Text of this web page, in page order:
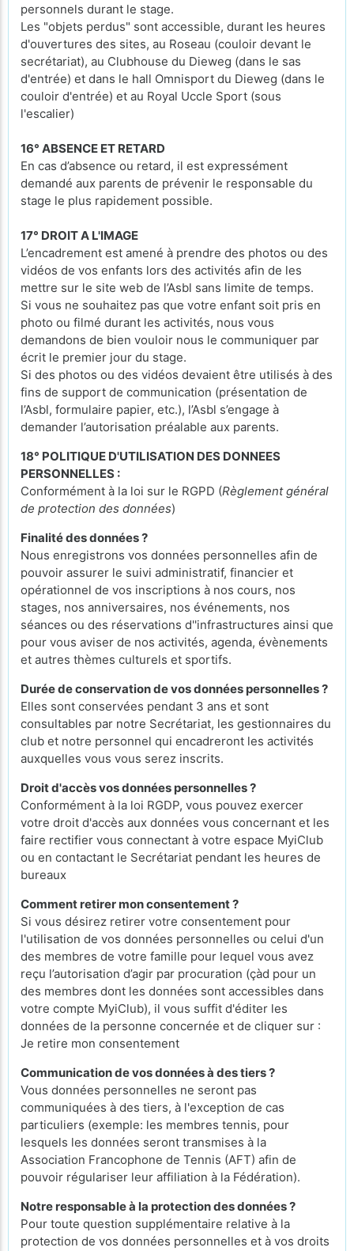
personnels durant le stage.
Les "objets perdus" sont accessible, durant les heures
d'ouvertures des sites, au Roseau (couloir devant le
secrétariat), au Clubhouse du Dieweg (dans le sas
d'entrée) et dans le hall Omnisport du Dieweg (dans le
couloir d'entrée) et au Royal Uccle Sport (sous
l'escalier)
16° ABSENCE ET RETARD
En cas d’absence ou retard, il est expressément
demandé aux parents de prévenir le responsable du
stage le plus rapidement possible.
17° DROIT A L'IMAGE
L’encadrement est amené à prendre des photos ou des
vidéos de vos enfants lors des activités afin de les
mettre sur le site web de l’Asbl sans limite de temps.
Si vous ne souhaitez pas que votre enfant soit pris en
photo ou filmé durant les activités, nous vous
demandons de bien vouloir nous le communiquer par
écrit le premier jour du stage.
Si des photos ou des vidéos devaient être utilisés à des
fins de support de communication (présentation de
l’Asbl, formulaire papier, etc.), l’Asbl s’engage à
demander l’autorisation préalable aux parents.
18° POLITIQUE D'UTILISATION DES DONNEES
PERSONNELLES :
Conformément à la loi sur le RGPD (Règlement général
de protection des données)
Finalité des données ?
Nous enregistrons vos données personnelles afin de
pouvoir assurer le suivi administratif, financier et
opérationnel de vos inscriptions à nos cours, nos
stages, nos anniversaires, nos événements, nos
séances ou des réservations d''infrastructures ainsi que
pour vous aviser de nos activités, agenda, évènements
et autres thèmes culturels et sportifs.
Durée de conservation de vos données personnelles ?
Elles sont conservées pendant 3 ans et sont
consultables par notre Secrétariat, les gestionnaires du
club et notre personnel qui encadreront les activités
auxquelles vous vous serez inscrits.
Droit d'accès vos données personnelles ?
Conformément à la loi RGDP, vous pouvez exercer
votre droit d'accès aux données vous concernant et les
faire rectifier vous connectant à votre espace MyiClub
ou en contactant le Secrétariat pendant les heures de
bureaux
Comment retirer mon consentement ?
Si vous désirez retirer votre consentement pour
l'utilisation de vos données personnelles ou celui d'un
des membres de votre famille pour lequel vous avez
reçu l’autorisation d’agir par procuration (çàd pour un
des membres dont les données sont accessibles dans
votre compte MyiClub), il vous suffit d'éditer les
données de la personne concernée et de cliquer sur :
Je retire mon consentement
Communication de vos données à des tiers ?
Vous données personnelles ne seront pas
communiquées à des tiers, à l'exception de cas
particuliers (exemple: les membres tennis, pour
lesquels les données seront transmises à la
Association Francophone de Tennis (AFT) afin de
pouvoir régulariser leur affiliation à la Fédération).
Notre responsable à la protection des données ?
Pour toute question supplémentaire relative à la
protection de vos données personnelles et à vos droits